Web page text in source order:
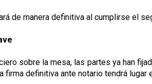
de manera definitiva al cumplirse el
sobre la mesa, las partes ya han
firma definitiva ante notario tendrá lugar